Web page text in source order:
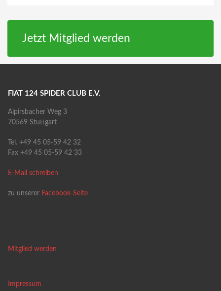
Jetzt Mitglied werden
FIAT 124 SPIDER CLUB E.V.
Alpirsbacher Weg 3
70569 Stuttgart
Tel. +49 45 05-59 42 32
Fax +49 45 05-59 42 33
E-Mail schreiben
zu unserer Facebook-Seite
Mitglied werden
Impressum